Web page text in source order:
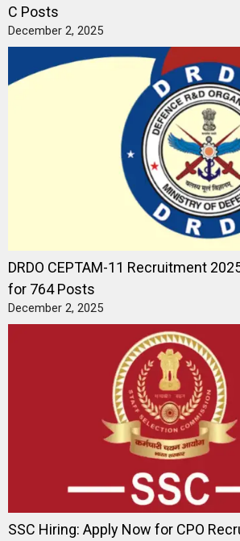
C Posts
December 2, 2025
DRDO CEPTAM-11 Recruitment
for 764 Posts
December 2, 2025
SSC Hiring: Apply Now for CPO